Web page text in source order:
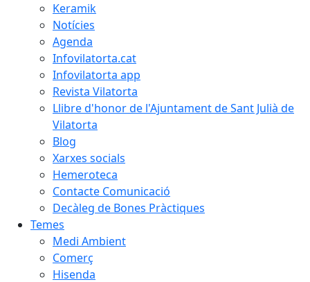
Keramik
Notícies
Agenda
Infovilatorta.cat
Infovilatorta app
Revista Vilatorta
Llibre d'honor de l'Ajuntament de Sant Julià de
Vilatorta
Blog
Xarxes socials
Hemeroteca
Contacte Comunicació
Decàleg de Bones Pràctiques
Temes
Medi Ambient
Comerç
Hisenda